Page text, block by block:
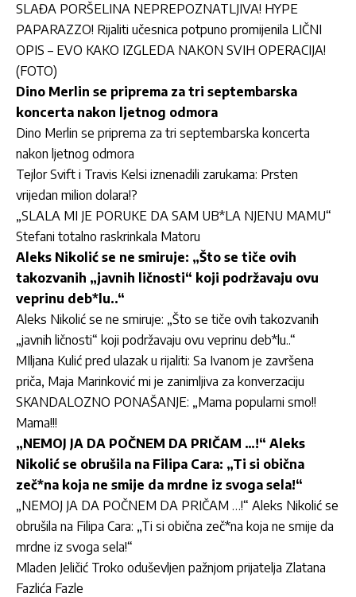
SLAĐA PORŠELINA NEPREPOZNATLJIVA! HYPE
PAPARAZZO! Rijaliti učesnica potpuno promijenila LIČNI
OPIS – EVO KAKO IZGLEDA NAKON SVIH OPERACIJA!
(FOTO)
Dino Merlin se priprema za tri septembarska
koncerta nakon ljetnog odmora
Dino Merlin se priprema za tri septembarska koncerta
nakon ljetnog odmora
Tejlor Svift i Travis Kelsi iznenadili zarukama: Prsten
vrijedan milion dolara!?
„SLALA MI JE PORUKE DA SAM UB*LA NJENU MAMU“
Stefani totalno raskrinkala Matoru
Aleks Nikolić se ne smiruje: „Što se tiče ovih
takozvanih „javnih ličnosti“ koji podržavaju ovu
veprinu deb*lu..“
Aleks Nikolić se ne smiruje: „Što se tiče ovih takozvanih
„javnih ličnosti“ koji podržavaju ovu veprinu deb*lu..“
MIljana Kulić pred ulazak u rijaliti: Sa Ivanom je završena
priča, Maja Marinković mi je zanimljiva za konverzaciju
SKANDALOZNO PONAŠANJE: „Mama popularni smo!!
Mama!!!
„NEMOJ JA DA POČNEM DA PRIČAM …!“ Aleks
Nikolić se obrušila na Filipa Cara: „Ti si obična
zeč*na koja ne smije da mrdne iz svoga sela!“
„NEMOJ JA DA POČNEM DA PRIČAM …!“ Aleks Nikolić se
obrušila na Filipa Cara: „Ti si obična zeč*na koja ne smije da
mrdne iz svoga sela!“
Mladen Jeličić Troko oduševljen pažnjom prijatelja Zlatana
Fazlića Fazle